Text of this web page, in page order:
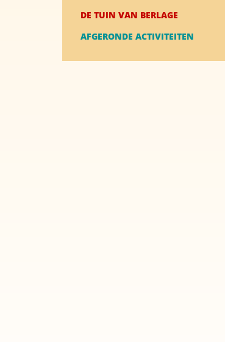
DE TUIN VAN BERLAGE
AFGERONDE ACTIVITEITEN